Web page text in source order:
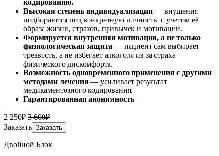
кодированию.
Высокая степень индивидуализации — внушения
подбираются под конкретную личность, с учетом её
образа жизни, страхов, привычек и мотивации.
Формируется внутренняя мотивация, а не только
физиологическая защита — пациент сам выбирает
трезвость, а не избегает алкоголя из-за страха
физического дискомфорта.
Возможность одновременного применения с другими
методами лечения — усиливает результат
медикаментозного кодирования.
Гарантированная анонимность
2 250₽ 3 600₽
Заказать Заказать
Двойной Блок